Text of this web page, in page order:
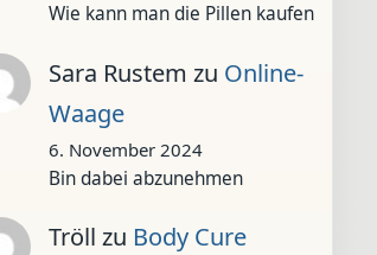
Wie kann man die Pillen kaufen
Sara Rustem zu Online-
Waage
6. November 2024
Bin dabei abzunehmen
Tröll zu Body Cure